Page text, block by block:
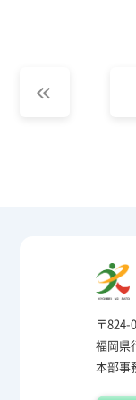
〒824-
福岡県
本部事